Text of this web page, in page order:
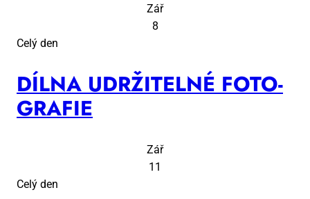
Zář
8
Celý den
DÍL­NA UDR­ŽI­TEL­NÉ FO­TO­
GRA­FIE
Zář
11
Celý den